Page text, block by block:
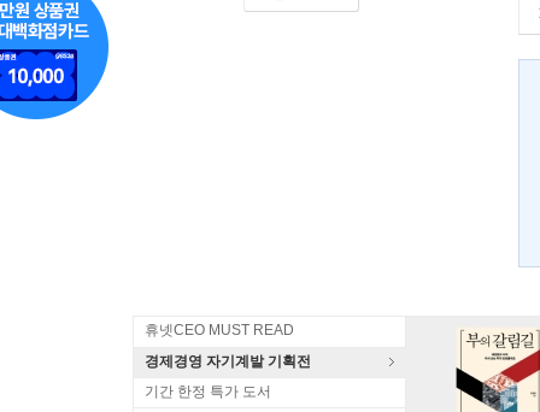
휴넷CEO MUST READ
경제경영 자기계발 기획전
기간 한정 특가 도서